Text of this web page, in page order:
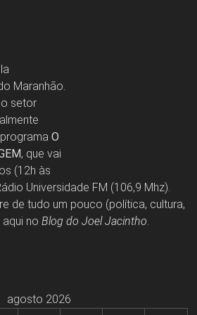
Maranhão.
setor
O
, que vai
(12h às
Universidade FM (106,9 Mhz).
de tudo um pouco (política, cultura,
no Blog do Joel Jacintho.
agosto 2026